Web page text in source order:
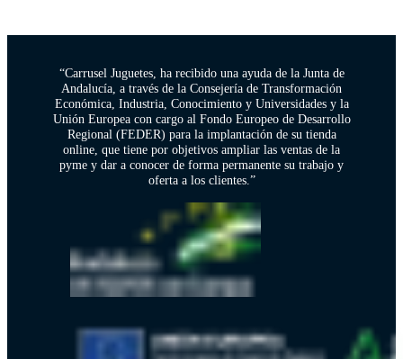
“Carrusel Juguetes, ha recibido una ayuda de la Junta de
Andalucía, a través de la Consejería de Transformación
Económica, Industria, Conocimiento y Universidades y la
Unión Europea con cargo al Fondo Europeo de Desarrollo
Regional (FEDER) para la implantación de su tienda
online, que tiene por objetivos ampliar las ventas de la
pyme y dar a conocer de forma permanente su trabajo y
oferta a los clientes.”